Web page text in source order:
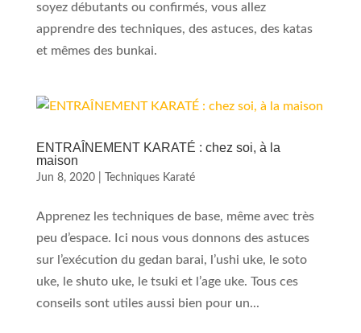
soyez débutants ou confirmés, vous allez
apprendre des techniques, des astuces, des katas
et mêmes des bunkai.
ENTRAÎNEMENT KARATÉ : chez soi, à la
maison
Jun 8, 2020| Techniques Karaté
Apprenez les techniques de base, même avec très
peu d’espace. Ici nous vous donnons des astuces
sur l’exécution du gedan barai, l’ushi uke, le soto
uke, le shuto uke, le tsuki et l’age uke. Tous ces
conseils sont utiles aussi bien pour un...